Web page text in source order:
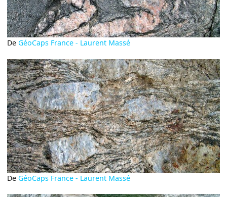
De GéoCaps France - Laurent Massé
De GéoCaps France - Laurent Massé